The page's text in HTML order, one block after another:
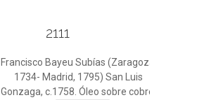
2111
Francisco Bayeu Subías (Zaragoza,
1734- Madrid, 1795) San Luis
Gonzaga, c.1758. Óleo sobre cobre.